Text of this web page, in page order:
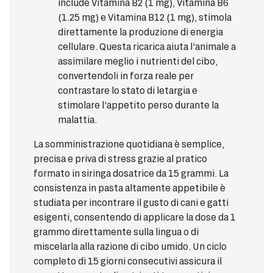
(1.25 mg) e Vitamina B12 (1 mg), stimola
direttamente la produzione di energia
cellulare. Questa ricarica aiuta l’animale a
assimilare meglio i nutrienti del cibo,
convertendoli in forza reale per
contrastare lo stato di letargia e
stimolare l’appetito perso durante la
malattia.
La somministrazione quotidiana è semplice,
precisa e priva di stress grazie al pratico
formato in siringa dosatrice da 15 grammi. La
consistenza in pasta altamente appetibile è
studiata per incontrare il gusto di cani e gatti
esigenti, consentendo di applicare la dose da 1
grammo direttamente sulla lingua o di
miscelarla alla razione di cibo umido. Un ciclo
completo di 15 giorni consecutivi assicura il